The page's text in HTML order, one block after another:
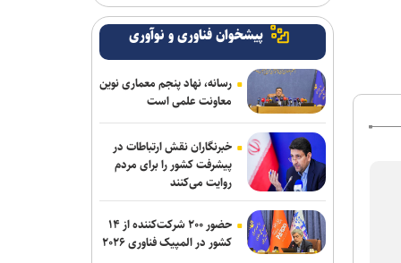
«واراناسی» راجامولی؛ دومین فیلم
تمام‌آی‌مکس تاریخ با بودجه ۱۵۰ میلیون
دلاری
کتاب «برنامه راهبردی حکمرانی‌محور» بنیاد
شهید رونمایی شد/ برنامه پنج‌ساله بنیاد
شهید و امور ایثارگران برای حرکت تا افق
۱۴۱۰
خانه نمایش امید به دنبال پر کردن خلأ
تئاتر نوجوان؛ اجرای ۵۰۰ نوبت نمایش در
۱۵ استان
پیشخوان فناوری و نوآوری
رسانه، نهاد پنجم معماری نوین
معاونت علمی است
خبرنگاران نقش ارتباطات در
پیشرفت کشور را برای مردم
روایت می‌کنند
حضور ۲۰۰ شرکت‌کننده از ۱۴
کشور در المپیک فناوری ۲۰۲۶